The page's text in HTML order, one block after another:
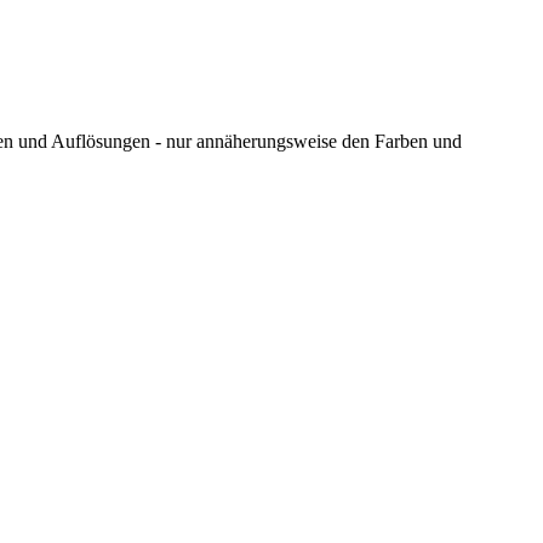
Auflösungen - nur annäherungsweise den Farben und